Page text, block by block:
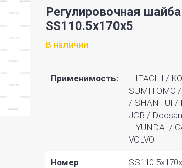
Регулировочная шайба
SS110.5x170x5
В наличии
Применимость: HITACHI / KOBELCO / SUMITOMO / TEREX / TVEX / SHANTUI /
Номер